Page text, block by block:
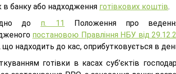
в банку або надходження готівкових коштів.
до п. 11
Положення про
постановою Правління НБУ від
що надходить до кас, оприбутковується в
готівки в касах суб’єктів